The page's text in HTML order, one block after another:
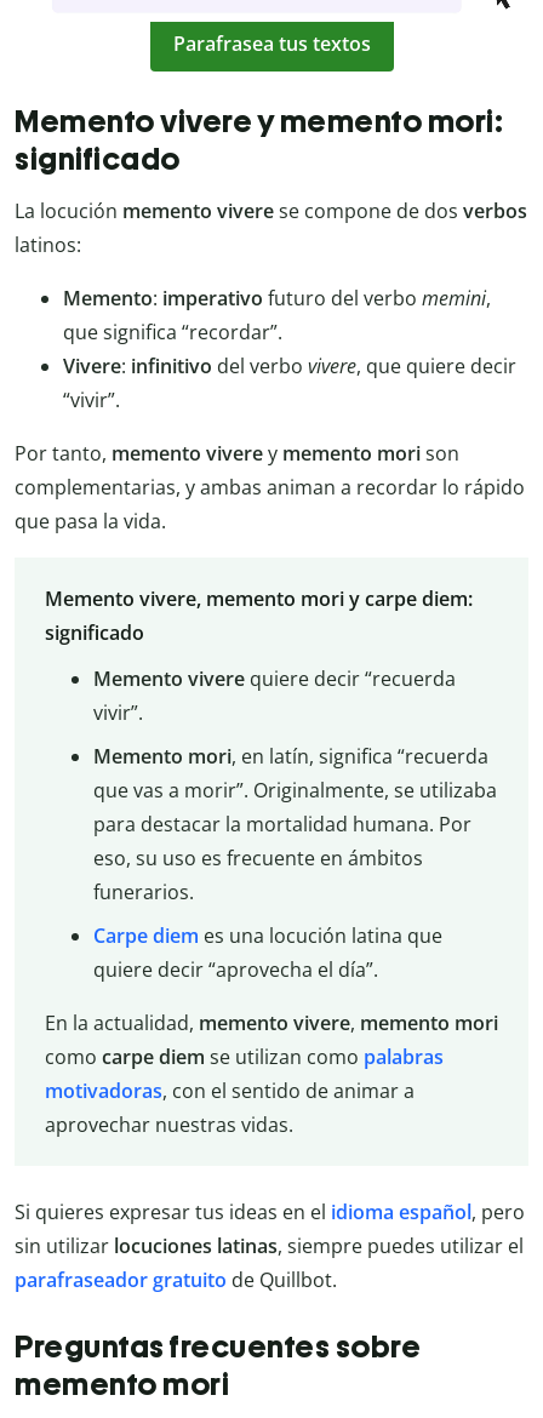
Parafrasea tus textos
Memento vivere y memento mori:
significado
La locución memento viverese compone de dos verbos
latinos:
Memento: imperativo futuro del verbo memini,
que significa “recordar”.
Vivere: infinitivo del verbo vivere, que quiere decir
“vivir”.
Por tanto, memento viverey memento morison
complementarias, y ambas animan a recordar lo rápido
que pasa la vida.
Memento vivere, memento mori y carpe diem:
significado
Memento viverequiere decir “recuerda
vivir”.
Memento mori, en latín, significa “recuerda
que vas a morir”. Originalmente, se utilizaba
para destacar la mortalidad humana. Por
eso, su uso es frecuente en ámbitos
funerarios.
Carpe diem es una locución latina que
quiere decir “aprovecha el día”.
En la actualidad, memento vivere, memento mori
como carpe diem se utilizan como palabras
motivadoras, con el sentido de animar a
aprovechar nuestras vidas.
Si quieres expresar tus ideas en el idioma español, pero
sin utilizar locuciones latinas, siempre puedes utilizar el
parafraseador gratuito de Quillbot.
Preguntas frecuentes sobre
memento mori